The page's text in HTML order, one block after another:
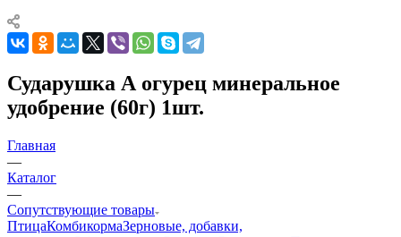
Сударушка А огурец минеральное
удобрение (60г) 1шт.
Главная
—
Каталог
—
Сопутствующие товары
ПтицаКомбикормаЗерновые, добавки,